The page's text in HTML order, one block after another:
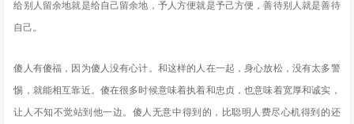
给别人留余地就是给自己留余地，予人方便就是予己方便，善待别人就是善待
自己。
傻人有傻福，因为傻人没有心计。和这样的人在一起，身心放松，没有太多警
惕，就能相互靠近。傻在很多时候意味着执着和忠贞，也意味着宽厚和诚实，
让人不知不觉站到他一边。傻人无意中得到的，比聪明人费尽心机得到的还